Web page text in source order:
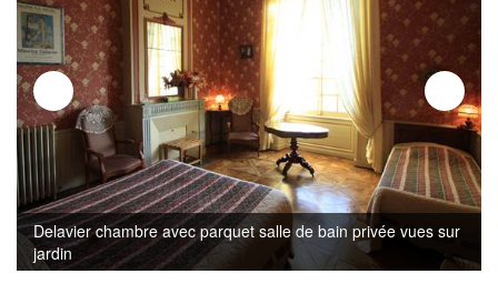
Delavier chambre avec parquet salle de bain privée vues sur
jardin